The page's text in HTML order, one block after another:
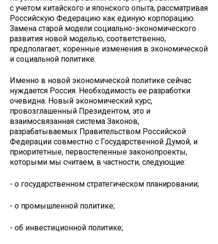
с учетом китайского и японского опыта, рассматривая
Российскую Федерацию как единую корпорацию.
Замена старой модели социально-экономического
развития новой моделью, соответственно,
предполагает, коренные изменения в экономической
и социальной политике.
Именно в новой экономической политике сейчас
нуждается Россия. Необходимость ее разработки
очевидна. Новый экономический курс,
провозглашенный Президентом, это и
взаимосвязанная система Законов,
разрабатываемых Правительством Российской
Федерации совместно с Государственной Думой, и
приоритетные, первостепенные законопроекты,
которыми мы считаем, в частности, следующие:
- о государственном стратегическом планировании;
- о промышленной политике;
- об инвестиционной политике;